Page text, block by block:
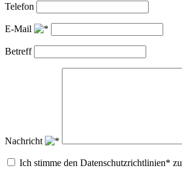
Telefon
E-Mail
Betreff
Nachricht
Ich stimme den Datenschutzrichtlinien* zu